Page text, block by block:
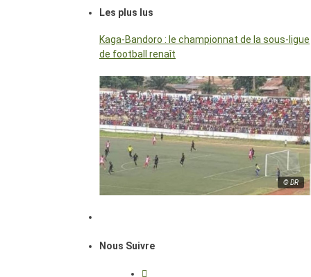
Les plus lus
Kaga-Bandoro : le championnat de la sous-ligue
de football renaît
© DR
Nous Suivre